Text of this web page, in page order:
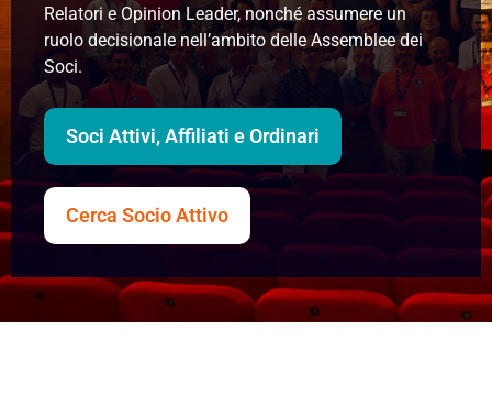
Relatori e Opinion Leader, nonché assumere un
ruolo decisionale nell’ambito delle Assemblee dei
Soci.
Soci Attivi, Affiliati e Ordinari
Cerca Socio Attivo